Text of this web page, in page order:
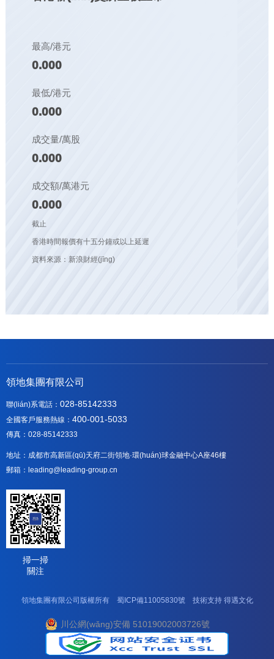
最高/港元
0.000
最低/港元
0.000
成交量/萬股
0.000
成交額/萬港元
0.000
截止
香港時間報價有十五分鐘或以上延遲
資料來源：新浪財經(jīng)
領地集團有限公司
聯(lián)系電話： 028-85142333
全國客戶服務熱線： 400-001-5033
傳真：028-85142333
地址：成都市高新區(qū)天府二街領地·環(huán)球金融中心A座46樓
郵箱：leading@leading-group.cn
掃一掃
關注
領地集團有限公司版權所有 蜀ICP備11005830號技術支持 得遇文化
川公網(wǎng)安備 51019002003726號